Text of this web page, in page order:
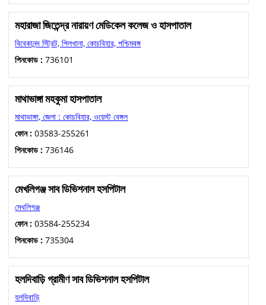
মহারাজা জিতেন্দ্র নারায়ণ মেডিকেল কলেজ ও হাসপাতাল
বিবেকানন্দ স্ট্রিট, পিলখানা, কোচবিহার, পশ্চিমবঙ্গ
পিনকোড : 736101
মাথাভাঙ্গা মহকুমা হাসপাতাল
মাথাভাঙ্গা, জেলা : কোচবিহার, ওয়েস্ট বেঙ্গল
ফোন : 03583-255261
পিনকোড : 736146
মেখলিগঞ্জ সাব ডিভিশনাল হসপিটাল
মেখলিগঞ্জ
ফোন : 03584-255234
পিনকোড : 735304
হলদিবাড়ি গ্রামীণ সাব ডিভিশনাল হসপিটাল
হলদিবাড়ি